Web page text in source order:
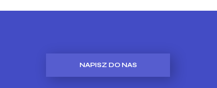
NAPISZ DO NAS